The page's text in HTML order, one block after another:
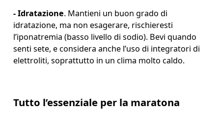
- Idratazione. Mantieni un buon grado di
idratazione, ma non esagerare, rischieresti
l’iponatremia (basso livello di sodio). Bevi quando
senti sete, e considera anche l’uso di integratori di
elettroliti, soprattutto in un clima molto caldo.
Tutto l’essenziale per la maratona